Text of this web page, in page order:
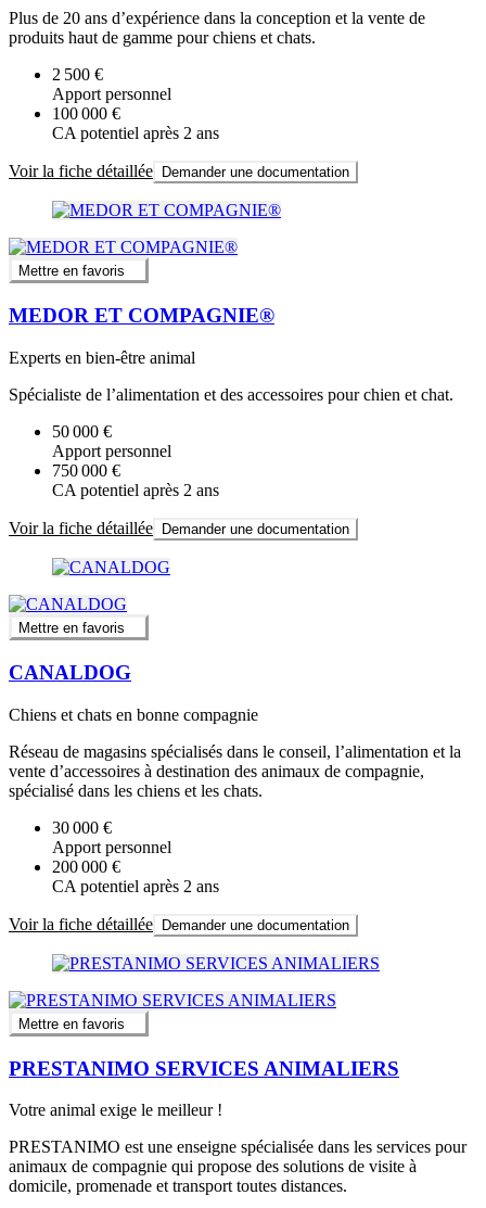
Plus de 20 ans d’expérience dans la conception et la vente de
produits haut de gamme pour chiens et chats.
2 500 €
Apport personnel
100 000 €
CA potentiel après 2 ans
Voir la fiche détaillée Demander une documentation
Mettre en favoris
MEDOR ET COMPAGNIE®
Experts en bien-être animal
Spécialiste de l’alimentation et des accessoires pour chien et chat.
50 000 €
Apport personnel
750 000 €
CA potentiel après 2 ans
Voir la fiche détaillée Demander une documentation
Mettre en favoris
CANALDOG
Chiens et chats en bonne compagnie
Réseau de magasins spécialisés dans le conseil, l’alimentation et la
vente d’accessoires à destination des animaux de compagnie,
spécialisé dans les chiens et les chats.
30 000 €
Apport personnel
200 000 €
CA potentiel après 2 ans
Voir la fiche détaillée Demander une documentation
Mettre en favoris
PRESTANIMO SERVICES ANIMALIERS
Votre animal exige le meilleur !
PRESTANIMO est une enseigne spécialisée dans les services pour
animaux de compagnie qui propose des solutions de visite à
domicile, promenade et transport toutes distances.